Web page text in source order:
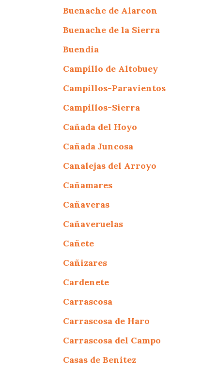
Buenache de Alarcon
Buenache de la Sierra
Buendia
Campillo de Altobuey
Campillos-Paravientos
Campillos-Sierra
Cañada del Hoyo
Cañada Juncosa
Canalejas del Arroyo
Cañamares
Cañaveras
Cañaveruelas
Cañete
Cañizares
Cardenete
Carrascosa
Carrascosa de Haro
Carrascosa del Campo
Casas de Benitez